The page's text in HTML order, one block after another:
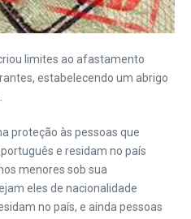
limites ao afastamento
estabelecendo um abrigo
proteção às pessoas que
e residam no país
menores sob sua
eles de nacionalidade
no país, e ainda pessoas